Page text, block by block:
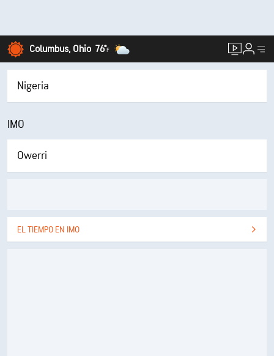
Columbus, Ohio 76°F
Nigeria
IMO
Owerri
EL TIEMPO EN IMO